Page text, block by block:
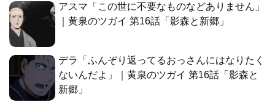
アスマ「この世に不要なものなどありません」
｜黄泉のツガイ 第16話「影森と新郷」
デラ「ふんぞり返ってるおっさんにはなりたく
ないんだよ」｜黄泉のツガイ 第16話「影森と
新郷」